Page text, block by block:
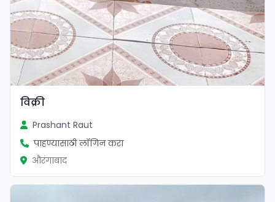
विक्री
Prashant Raut
पाहण्यासाठी लॉगिन करा
औरंगाबाद